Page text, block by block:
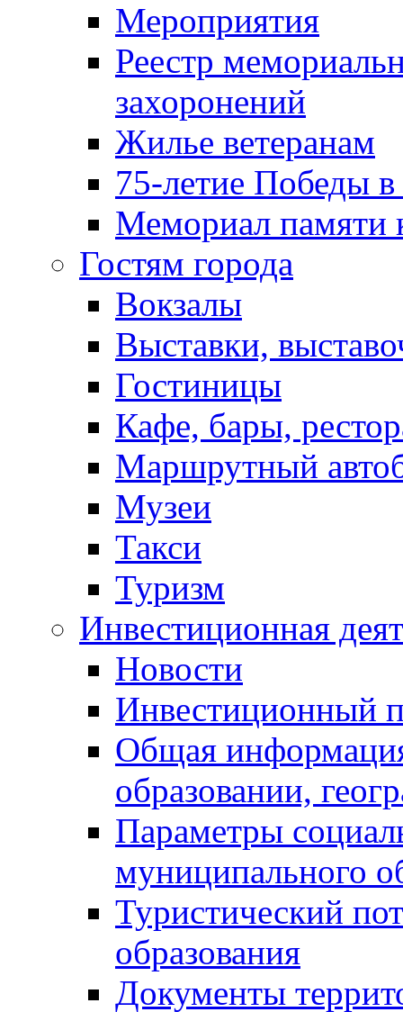
Мероприятия
Реестр
захоронений
Жилье ветеранам
75-летие Победы
Мемориал памяти
Гостям города
Вокзалы
Выставки,
Гостиницы
Кафе, бары,
Маршрутный
Музеи
Такси
Туризм
Инвестиционная
Новости
Инвестиционный
Общая
образовании,
Параметры
муниципального
Туристический
образования
Документы